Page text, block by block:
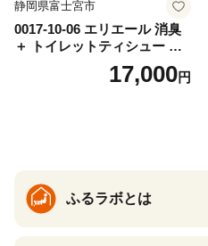
静岡県富士宮市
0017-10-06 エリエール 消臭
＋ トイレットティシュー し
っかり香るフレッシュクリア
の香り ダブル 12ロール×6パ
17,000円
ふるラボとは